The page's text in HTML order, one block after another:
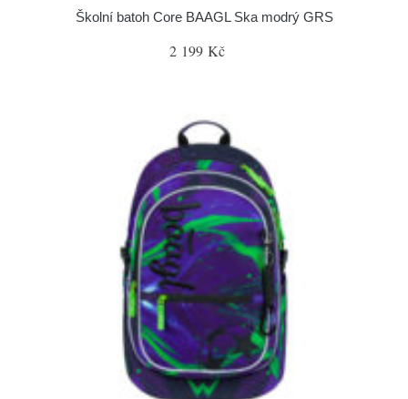
Školní batoh Core BAAGL Ska modrý GRS
2 199 Kč